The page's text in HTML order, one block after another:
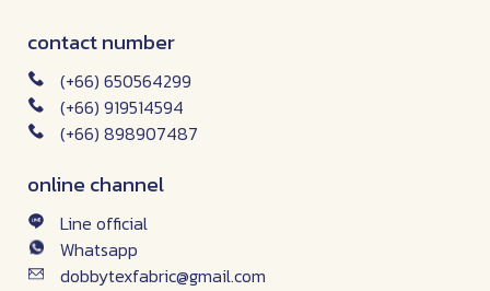
contact number
(+66) 650564299
(+66) 919514594
(+66) 898907487
online channel
Line official
Whatsapp
dobbytexfabric@gmail.com